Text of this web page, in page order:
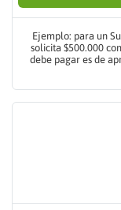
Ejemplo: para un
solicita $500.000
debe pagar es de